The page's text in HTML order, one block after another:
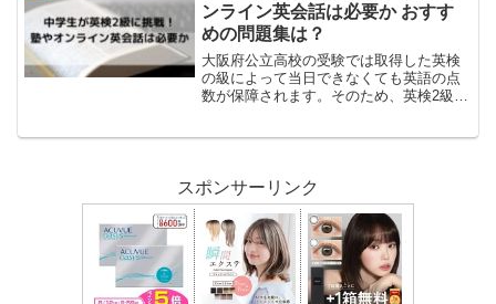
ンライン英会話は必要か おすす
めの問題集は？
大阪府公立高校の受験では取得した英検
の級によって当日できなくても英語の点
数が保障されます。そのため、英検2級取
スポンサーリンク